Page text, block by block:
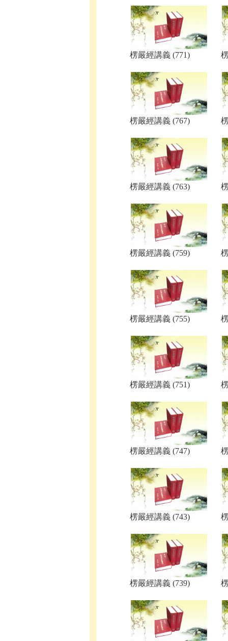
楞嚴經講義 (771)
楞嚴經講義 (767)
楞嚴經講義 (763)
楞嚴經講義 (759)
楞嚴經講義 (755)
楞嚴經講義 (751)
楞嚴經講義 (747)
楞嚴經講義 (743)
楞嚴經講義 (739)